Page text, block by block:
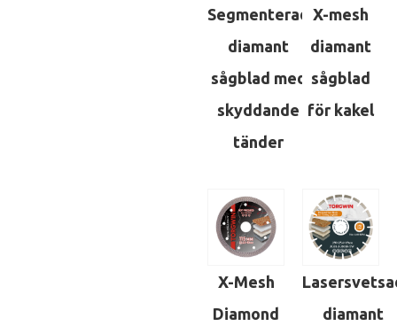
Segmenterad
diamant
sågblad med
skyddande
tänder
X-mesh
diamant
sågblad
för kakel
X-Mesh
Diamond
diamant